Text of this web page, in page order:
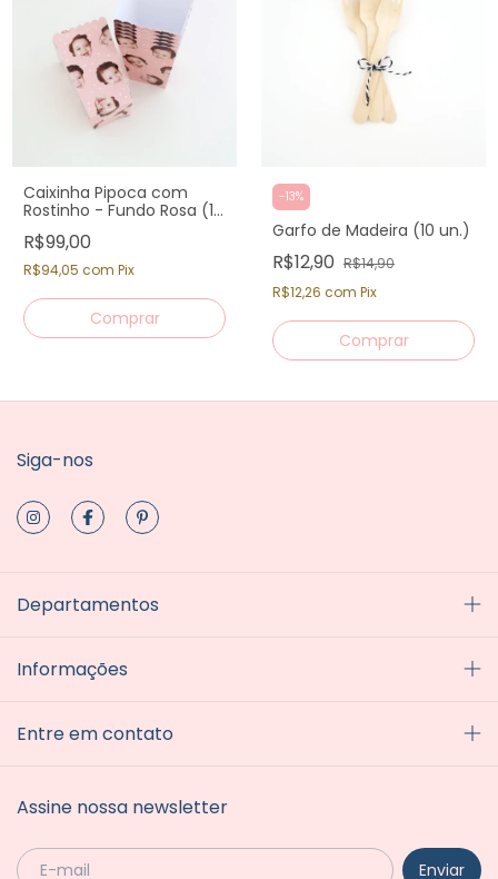
Caixinha Pipoca com
Rostinho - Fundo Rosa (12
un)
R$99,00
R$94,05 com Pix
-13%
Garfo de Madeira (10 un.)
R$12,90 R$14,90
R$12,26 com Pix
Siga-nos
Departamentos
Informações
Entre em contato
Assine nossa newsletter